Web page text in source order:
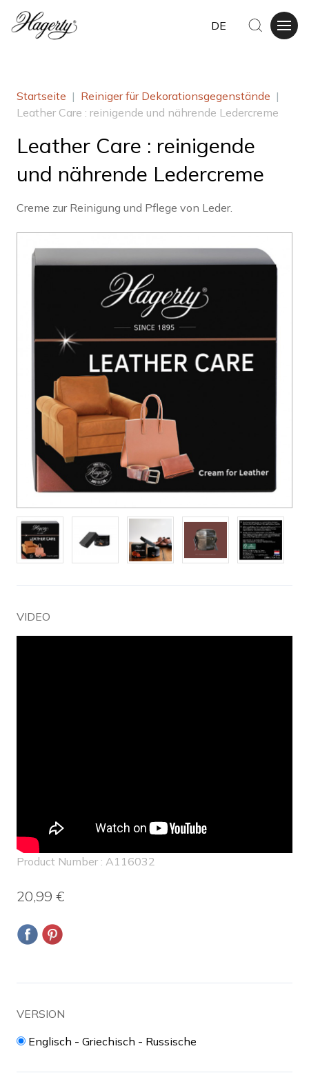
DE
Startseite | Reiniger für Dekorationsgegenstände |
Leather Care : reinigende und nährende Ledercreme
Leather Care : reinigende
und nährende Ledercreme
Creme zur Reinigung und Pflege von Leder.
VIDEO
Product Number : A116032
20,99 €
VERSION
Englisch - Griechisch - Russische